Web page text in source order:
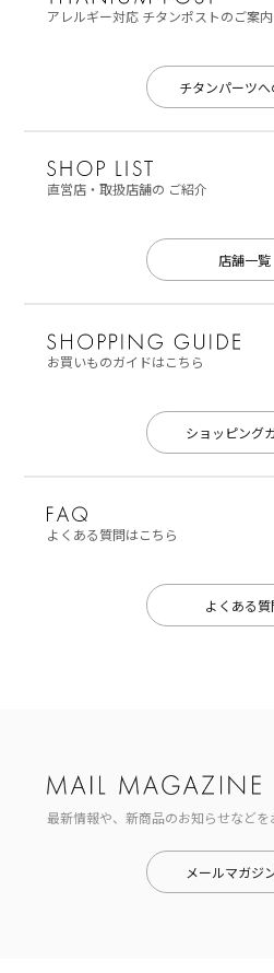
アレルギー対応チタンポストのご案内
チタンパーツ
直営店・取扱店舗の ご紹介
店舗一覧
お買いものガイドはこちら
ショッピング
よくある質問はこちら
よくある質
最新情報や、新商品のお知らせなど
メールマガジ